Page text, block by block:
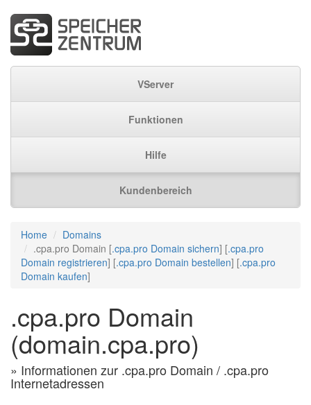
VServer
Funktionen
Hilfe
Kundenbereich
Home
Domains
.cpa.pro Domain [.cpa.pro Domain sichern] [.cpa.pro
Domain registrieren] [.cpa.pro Domain bestellen] [.cpa.pro
Domain kaufen]
.cpa.pro Domain
(domain.cpa.pro)
» Informationen zur .cpa.pro Domain / .cpa.pro
Internetadressen